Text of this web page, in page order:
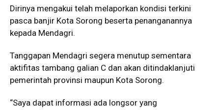
Dirinya mengakui telah melaporkan kondisi terkini
pasca banjir Kota Sorong beserta penanganannya
kepada Mendagri.
Tanggapan Mendagri segera menutup sementara
aktifitas tambang galian C dan akan ditindaklanjuti
pemerintah provinsi maupun Kota Sorong.
“Saya dapat informasi ada longsor yang